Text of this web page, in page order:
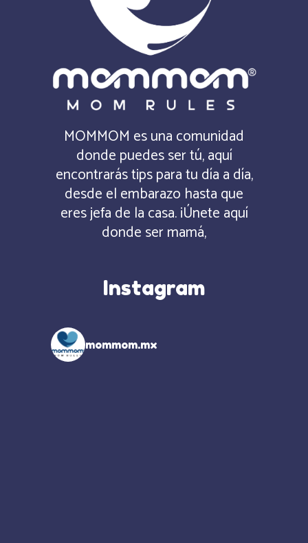
MOMMOM es una comunidad
donde puedes ser tú, aquí
encontrarás tips para tu día a día,
desde el embarazo hasta que
eres jefa de la casa. ¡Únete aquí
donde ser mamá,
Instagram
mommom.mx